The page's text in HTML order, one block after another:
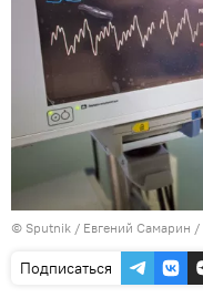
© Sputnik / Евгений Самарин /
Подписаться